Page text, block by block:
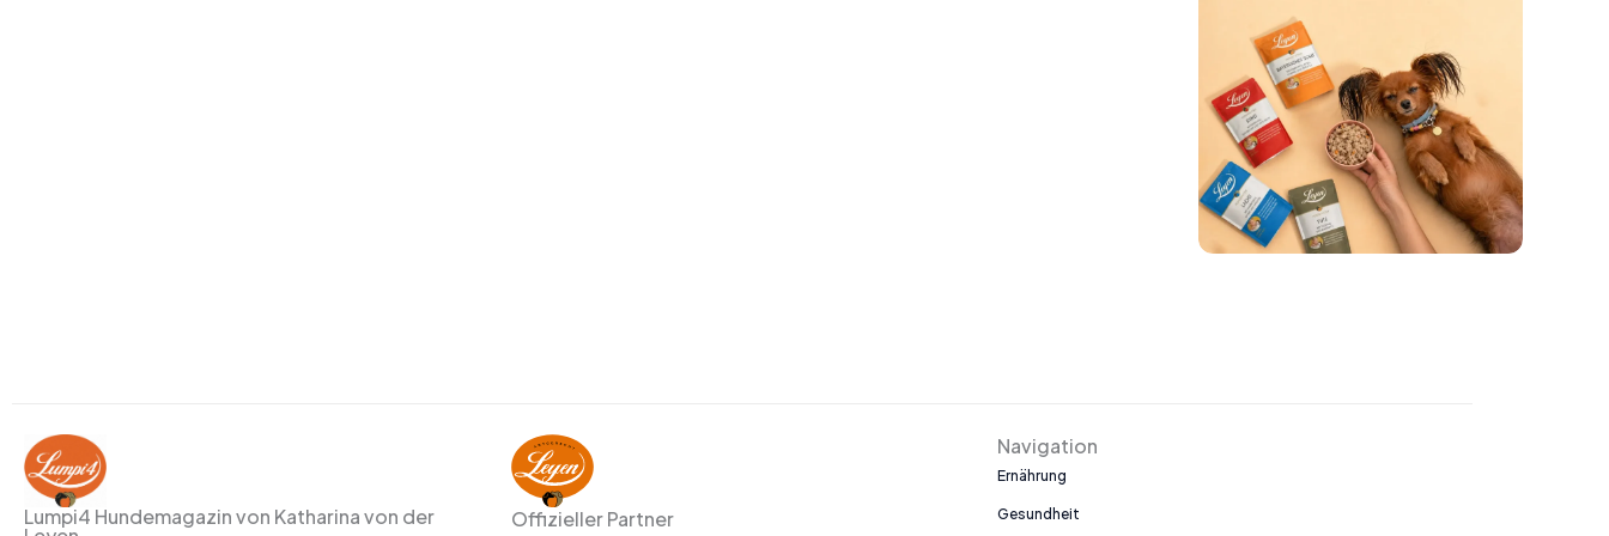
Lumpi4 Hundemagazin von Katharina von der
Offizieller Partner
Navigation
Ernährung
Gesundheit